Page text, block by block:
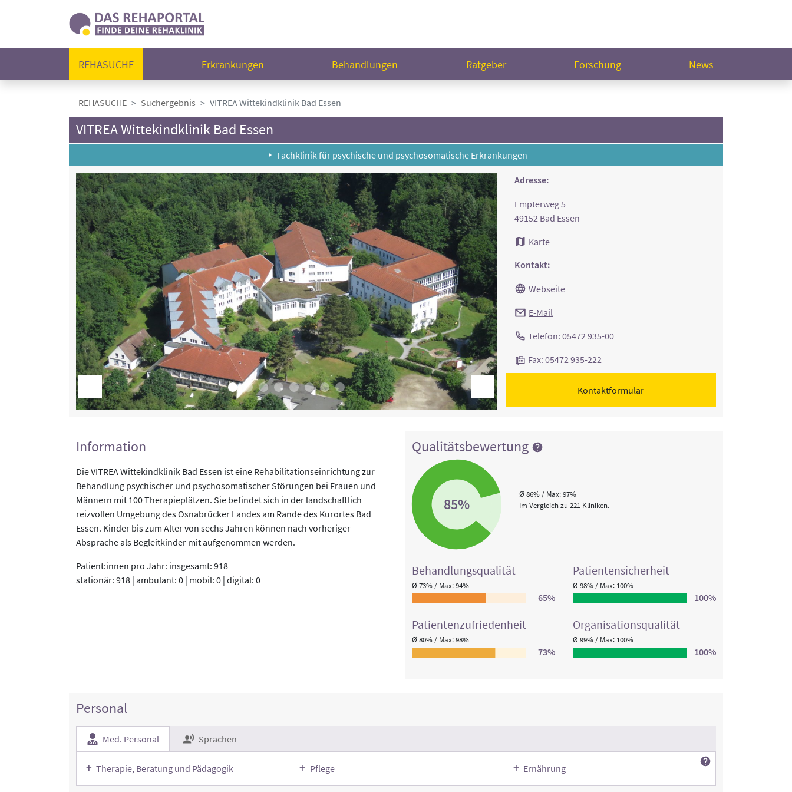
REHASUCHE Erkrankungen Behandlungen Ratgeber Forschung News
REHASUCHE Suchergebnis VITREA Wittekindklinik Bad Essen
VITREA Wittekindklinik Bad Essen
Fachklinik für psychische und psychosomatische Erkrankungen
Adresse:
Empterweg 5
49152 Bad Essen
Karte
Kontakt:
Webseite
E-Mail
Telefon: 05472 935-00
Fax: 05472 935-222
Kontaktformular
Qualitätsbewertung
85%
Ø 86% / Max: 97%
Im Vergleich zu 221 Kliniken.
Behandlungs­qualität
Ø 73% / Max: 94%
65%
Patienten­sicherheit
Ø 98% / Max: 100%
100%
Patienten­zufriedenheit
Ø 80% / Max: 98%
73%
Organisations­qualität
Ø 99% / Max: 100%
100%
Information
Die VITREA Wittekindklinik Bad Essen ist eine Rehabilitationseinrichtung zur
Behandlung psychischer und psychosomatischer Störungen bei Frauen und
Männern mit 100 Therapieplätzen. Sie befindet sich in der landschaftlich
reizvollen Umgebung des Osnabrücker Landes am Rande des Kurortes Bad
Essen. Kinder bis zum Alter von sechs Jahren können nach vorheriger
Absprache als Begleitkinder mit aufgenommen werden.
Patient:innen pro Jahr: insgesamt: 918
stationär: 918 | ambulant: 0 | mobil: 0 | digital: 0
Personal
Med. Personal Sprachen
Therapie, Beratung und Pädagogik Pflege Ernährung